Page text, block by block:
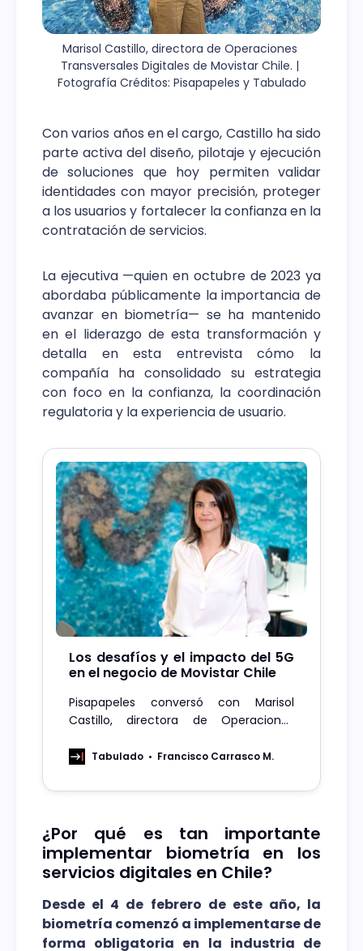
Marisol Castillo, directora de Operaciones
Transversales Digitales de Movistar Chile. |
Fotografía Créditos: Pisapapeles y Tabulado
Con varios años en el cargo, Castillo ha sido
parte activa del diseño, pilotaje y ejecución
de soluciones que hoy permiten validar
identidades con mayor precisión, proteger
a los usuarios y fortalecer la confianza en la
contratación de servicios.
La ejecutiva —quien en octubre de 2023 ya
abordaba públicamente la importancia de
avanzar en biometría— se ha mantenido
en el liderazgo de esta transformación y
detalla en esta entrevista cómo la
compañía ha consolidado su estrategia
con foco en la confianza, la coordinación
regulatoria y la experiencia de usuario.
Los desafíos y el impacto del 5G
en el negocio de Movistar Chile
Pisapapeles conversó con Marisol
Castillo, directora de Operaciones
cuenta sobre los desafíos que ha
Tabulado Francisco Carrasco M.
¿Por qué es tan importante
implementar biometría en los
servicios digitales en Chile?
Desde el 4 de febrero de este año, la
biometría comenzó a implementarse de
forma obligatoria en la industria de